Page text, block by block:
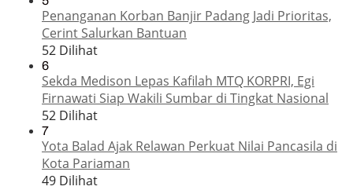
Penanganan Korban Banjir Padang Jadi Prioritas,
Cerint Salurkan Bantuan
52 Dilihat
6
Sekda Medison Lepas Kafilah MTQ KORPRI, Egi
Firnawati Siap Wakili Sumbar di Tingkat Nasional
52 Dilihat
7
Yota Balad Ajak Relawan Perkuat Nilai Pancasila di
Kota Pariaman
49 Dilihat